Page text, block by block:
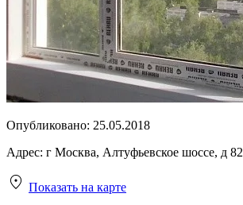
Опубликовано: 25.05.2018
Адрес: г Москва, Алтуфьевское шоссе, д 82
Показать на карте